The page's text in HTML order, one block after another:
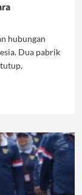
hubungan
Dua pabrik